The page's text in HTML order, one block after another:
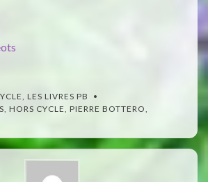
, LES LIVRES PB
, HORS CYCLE, PIERRE BOTTERO,